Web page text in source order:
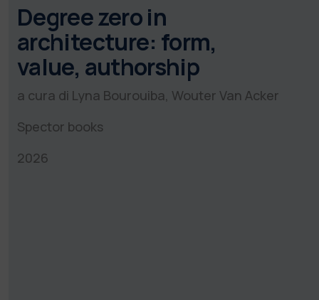
Degree zero in
architecture: form,
value, authorship
a cura di Lyna Bourouiba, Wouter Van Acker
Spector books
2026